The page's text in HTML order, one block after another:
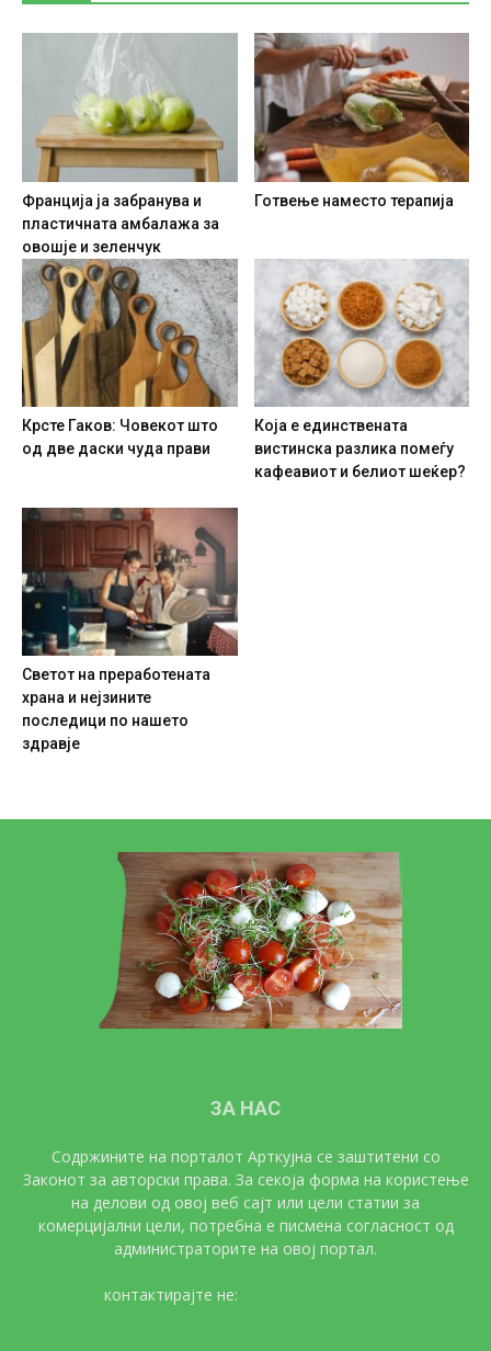
Франција ја забранува и
пластичната амбалажа за
овошје и зеленчук
Готвење наместо терапија
Крсте Гаков: Човекот што
од две даски чуда прави
Која е единствената
вистинска разлика помеѓу
кафеавиот и белиот шеќер?
Светот на преработената
храна и нејзините
последици по нашето
здравје
ЗА НАС
Содржините на порталот Арткујна се заштитени со
Законот за авторски права. За секоја форма на користење
на делови од овој веб сајт или цели статии за
комерцијални цели, потребна е писмена согласност од
администраторите на овој портал.
контактирајте не: